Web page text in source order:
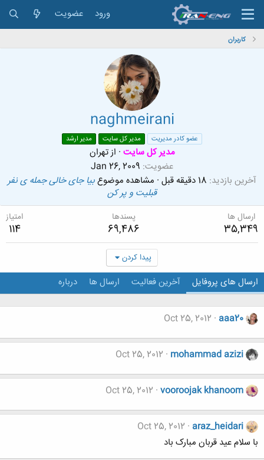
ورود عضویت
کاربران
naghmeirani
عضو کادر مدیریت مدیر کل سایت مدیر ارشد
مدیر کل سایت · ازتهران
عضویت Jan 26, 2009
آخرین بازدید 18 دقیقه قبل · مشاهده موضوعبیا جای خالی جمله ی نفر
قبلیت و پر کن
ارسال ها
35,349
پسندها
69,486
امتیاز
114
پیدا کردن
ارسال های پروفایل آخرین فعالیت ارسال ها درباره
aaa20
Oct 25, 2012
mohammad azizi
Oct 25, 2012
vooroojak khanoom
Oct 25, 2012
araz_heidari
Oct 25, 2012
با سلام عید قربان مبارک باد